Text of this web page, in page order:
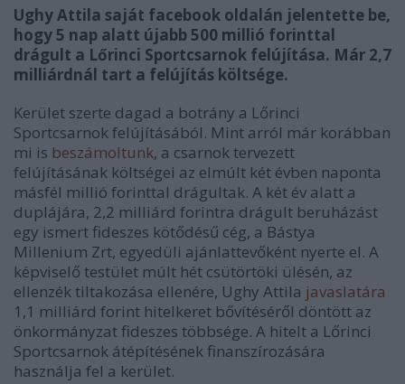
Ughy Attila saját facebook oldalán jelentette be,
hogy 5 nap alatt újabb 500 millió forinttal
drágult a Lőrinci Sportcsarnok felújítása. Már 2,7
milliárdnál tart a felújítás költsége.
Kerület szerte dagad a botrány a Lőrinci
Sportcsarnok felújításából. Mint arról már korábban
mi is beszámoltunk, a csarnok tervezett
felújításának költségei az elmúlt két évben naponta
másfél millió forinttal drágultak. A két év alatt a
duplájára, 2,2 milliárd forintra drágult beruházást
egy ismert fideszes kötődésű cég, a Bástya
Millenium Zrt, egyedüli ajánlattevőként nyerte el. A
képviselő testület múlt hét csütörtöki ülésén, az
ellenzék tiltakozása ellenére, Ughy Attila javaslatára
1,1 milliárd forint hitelkeret bővítéséről döntött az
önkormányzat fideszes többsége. A hitelt a Lőrinci
Sportcsarnok átépítésének finanszírozására
használja fel a kerület.